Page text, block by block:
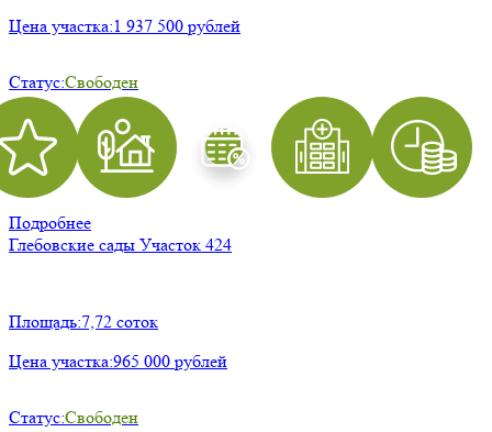
Цена участка:1 937 500 рублей
Статус:Свободен
Подробнее
Глебовские сады Участок 424
Площадь:7,72 соток
Цена участка:965 000 рублей
Статус:Свободен